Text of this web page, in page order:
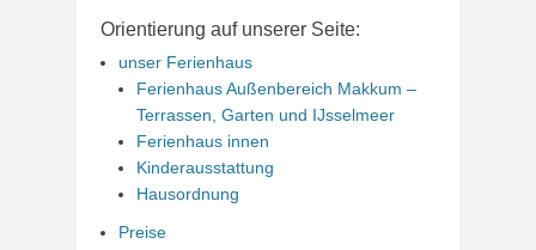
Orientierung auf unserer Seite:
unser Ferienhaus
Ferienhaus Außenbereich Makkum –
Terrassen, Garten und IJsselmeer
Ferienhaus innen
Kinderausstattung
Hausordnung
Preise